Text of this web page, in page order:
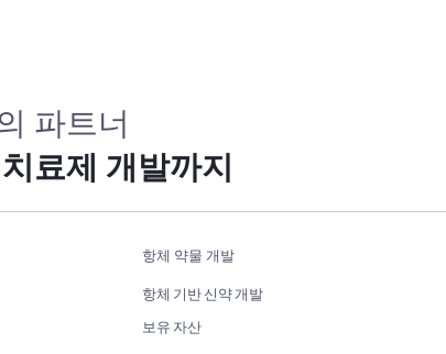
파트너
료제 개발까지
항체 약물 개발
항체 기반 신약 개발
보유 자산